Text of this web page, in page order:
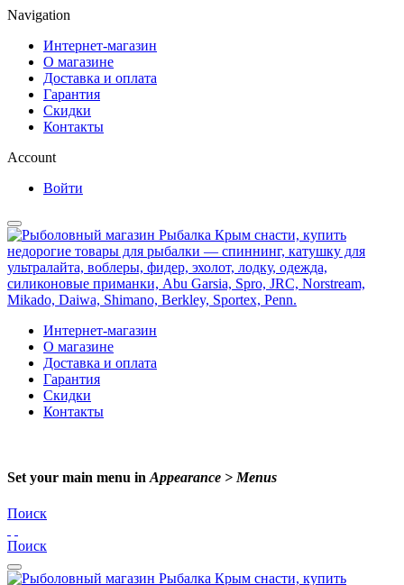
Navigation
Интернет-магазин
О магазине
Доставка и оплата
Гарантия
Скидки
Контакты
Account
Войти
Интернет-магазин
О магазине
Доставка и оплата
Гарантия
Скидки
Контакты
Set your main menu in Appearance > Menus
Поиск
Поиск